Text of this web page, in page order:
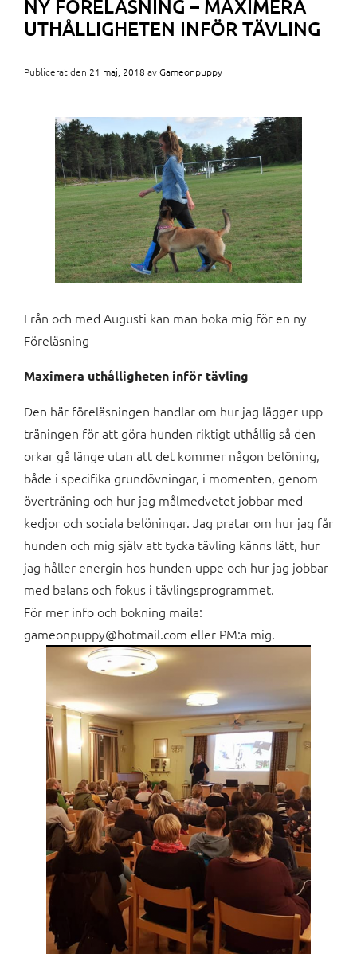
NY FÖRELÄSNING – MAXIMERA
UTHÅLLIGHETEN INFÖR TÄVLING
Publicerat den 21 maj, 2018 avGameonpuppy
Från och med Augusti kan man boka mig för en ny
Föreläsning –
Maximera uthålligheten inför tävling
Den här föreläsningen handlar om hur jag lägger upp
träningen för att göra hunden riktigt uthållig så den
orkar gå länge utan att det kommer någon belöning,
både i specifika grundövningar, i momenten, genom
överträning och hur jag målmedvetet jobbar med
kedjor och sociala belöningar. Jag pratar om hur jag får
hunden och mig själv att tycka tävling känns lätt, hur
jag håller energin hos hunden uppe och hur jag jobbar
med balans och fokus i tävlingsprogrammet.
För mer info och bokning maila:
gameonpuppy@hotmail.com eller PM:a mig.